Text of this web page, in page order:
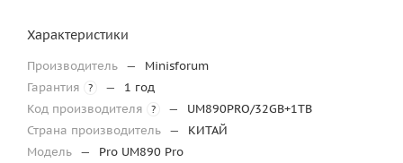
Характеристики
Производитель —
Minisforum
Гарантия
? —
1 год
Код производителя
? —
UM890PRO/32GB+1TB
Страна производитель —
КИТАЙ
Модель — Pro UM890 Pro